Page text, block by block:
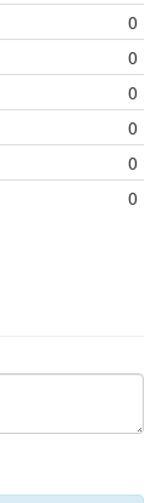
0
0
0
0
0
0